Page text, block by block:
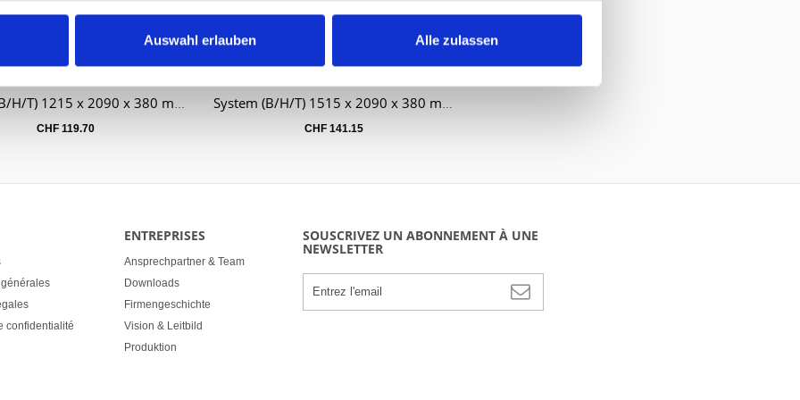
Auswahl erlauben Alle zulassen
System (B/H/T) 1215 x 2090 x 380 mm
CHF 119.70
Panier
System (B/H/T) 1515 x 2090 x 380 mm
CHF141.15
confidentialité
ENTREPRISES
Ansprechpartner & Team
Downloads
Firmengeschichte
Vision & Leitbild
Produktion
SOUSCRIVEZ UN ABONNEMENT À UNE
NEWSLETTER